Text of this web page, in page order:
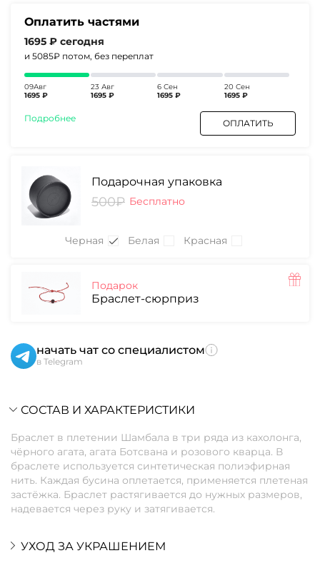
Оплатить частями
1695 ₽ сегодня
и 5085₽ потом, без переплат
09Авг
1695 ₽
23 Авг
1695 ₽
6 Сен
1695 ₽
20 Сен
1695 ₽
Подробнее ОПЛАТИТЬ
Подарочная упаковка
500₽ Бесплатно
Черная Белая Красная
Подарок
Браслет-сюрприз
начать чат со специалистом
в Telegram
СОСТАВ И ХАРАКТЕРИСТИКИ
Браслет в плетении Шамбала в три ряда из кахолонга,
чёрного агата, агата Ботсвана и розового кварца. В
браслете используется синтетическая полиэфирная
нить. Каждая бусина оплетается, применяется плетеная
застёжка. Браслет растягивается до нужных размеров,
надевается через руку и затягивается.
УХОД ЗА УКРАШЕНИЕМ